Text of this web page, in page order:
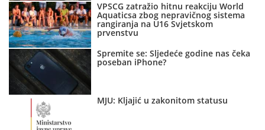
VPSCG zatražio hitnu reakciju World
Aquaticsa zbog nepravičnog sistema
rangiranja na U16 Svjetskom
prvenstvu
Spremite se: Sljedeće godine nas čeka
poseban iPhone?
MJU: Kljajić u zakonitom statusu